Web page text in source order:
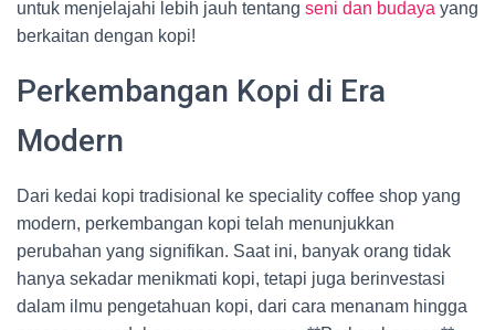
untuk menjelajahi lebih jauh tentang seni dan budaya yang
berkaitan dengan kopi!
Perkembangan Kopi di Era
Modern
Dari kedai kopi tradisional ke speciality coffee shop yang
modern, perkembangan kopi telah menunjukkan
perubahan yang signifikan. Saat ini, banyak orang tidak
hanya sekadar menikmati kopi, tetapi juga berinvestasi
dalam ilmu pengetahuan kopi, dari cara menanam hingga